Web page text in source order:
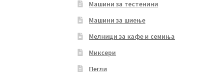
Машини за тестенини
Машини за шиење
Мелници за кафе и семиња
Миксери
Пегли